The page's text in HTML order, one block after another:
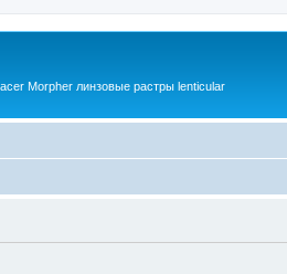
Morpher линзовые растры lenticular